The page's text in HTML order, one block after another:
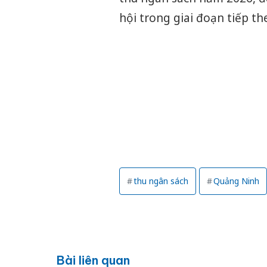
hội trong giai đoạn tiếp
thu ngân sách Quảng Ninh
Bài liên quan